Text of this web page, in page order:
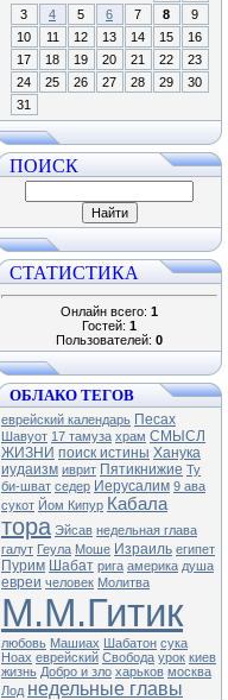
3
4 5 6 7 8
9
10
11 12 13 14 15
16
17
18 19 20 21 22
23
24
25 26 27 28 29
30
31
ПОИСК
СТАТИСТИКА
Онлайн всего: 1
Гостей: 1
Пользователей: 0
ОБЛАКО ТЕГОВ
еврейский календарь Песах
Шавуот 17 тамуза храм СМЫСЛ
ЖИЗНИ поиск истины Ханука
иудаизм иврит Пятикнижие Ту
би-шват седер Иерусалим 9 ава
сукот Йом Кипур Кабала
тора Эйсав недельная глава
галут Геула Моше Израиль египет
Пурим Шабат рига америка душа
евреи человек Молитва
М.М.Гитик
любовь Машиах Шабатон сука
Ноах еврейский Свобода урок киев
жизнь Добро и зло харьков москва
Лод недельные главы